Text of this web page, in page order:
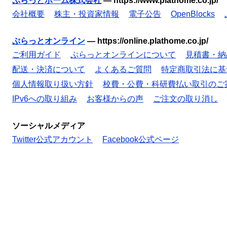
会社概要
株主・投資家情報 電子公告 OpenBlocks
ぷらっとオンライン — https://online.plathome.co.jp/
ご利用ガイド
ぷらっとオンラインについて
見積書・
配送・決済について
よくあるご質問
特定商取引法に
個人情報取り扱い方針
校費・公費・科研費払い取引のご
IPv6への取り組み
お客様からの声 ご注文の取り消し
ソーシャルメディア
Twitter公式アカウント
Facebook公式ページ